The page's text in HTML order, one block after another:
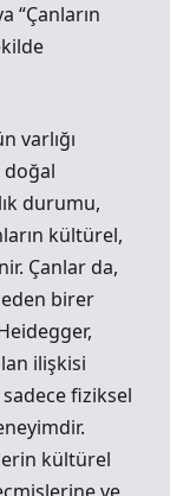
“Çanların
varlığı
doğal
durumu,
kültürel,
Çanlar da,
eden birer
ilişkisi
fiziksel
kültürel